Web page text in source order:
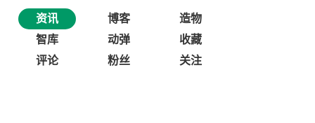
资讯 博客
造物
智库
动弹
收藏
评论
粉丝 关注